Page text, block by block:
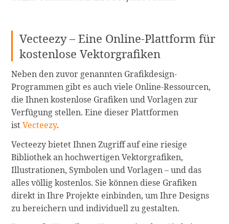
Vecteezy – Eine Online-Plattform für
kostenlose Vektorgrafiken
Neben den zuvor genannten Grafikdesign-
Programmen gibt es auch viele Online-Ressourcen,
die Ihnen kostenlose Grafiken und Vorlagen zur
Verfügung stellen. Eine dieser Plattformen
istVecteezy.
Vecteezy bietet Ihnen Zugriff auf eine riesige
Bibliothek an hochwertigen Vektorgrafiken,
Illustrationen, Symbolen und Vorlagen – und das
alles völlig kostenlos. Sie können diese Grafiken
direkt in Ihre Projekte einbinden, um Ihre Designs
zu bereichern und individuell zu gestalten.